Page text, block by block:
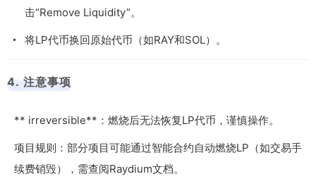
击“Remove Liquidity”。
将LP代币换回原始代币（如RAY和SOL）。
4. 注意事项
** irreversible**：燃烧后无法恢复LP代币，谨慎操作。
项目规则：部分项目可能通过智能合约自动燃烧LP（如交易手
续费销毁），需查阅Raydium文档。